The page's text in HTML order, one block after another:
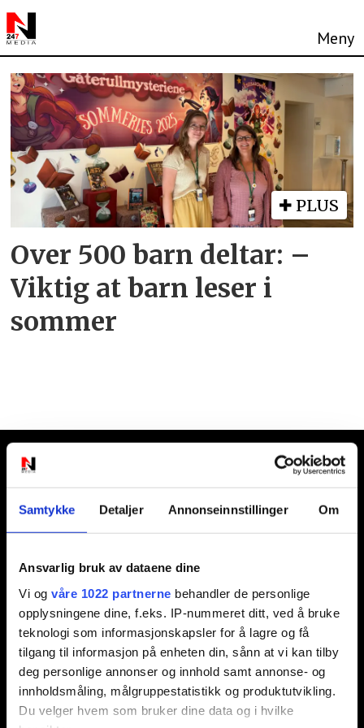
Samtykke Detaljer Annonseinnstillinger Om
Ansvarlig bruk av dataene dine
Vi og våre 1022 partnerne behandler de personlige
opplysningene dine, f.eks. IP-nummeret ditt, ved å bruke
teknologi som informasjonskapsler for å lagre og få
tilgang til informasjon på enheten din, sånn at vi kan tilby
deg personlige annonser og innhold samt annonse- og
innholdsmåling, målgruppestatistikk og produktutvikling.
Du velger hvem som bruker dine data og i hvilke
Tag:
leseferdigheter
PLUS
Over 500 barn deltar: –
Viktig at barn leser i
sommer
Ansvarlig redaktør:
Jon Aamodt
Nyhetstips:
tips@n247.no
Annonsering:
marked@n247.no